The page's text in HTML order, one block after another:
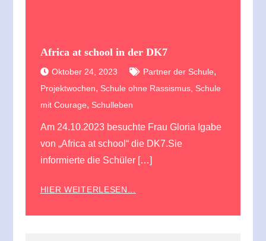
Africa at school in der DK7
Oktober 24, 2023 Partner der Schule,
Projektwochen, Schule ohne Rassismus, Schule
mit Courage, Schulleben
Am 24.10.2023 besuchte Frau Gloria Igabe
von „Africa at school“ die DK7.Sie
informierte die Schüler […]
HIER WEITERLESEN...